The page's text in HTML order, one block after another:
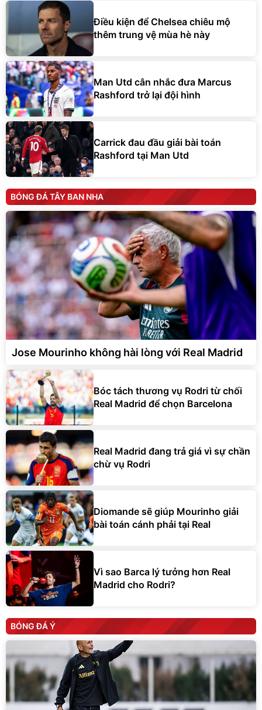
Điều kiện để Chelsea chiêu mộ
thêm trung vệ mùa hè này
Man Utd cân nhắc đưa Marcus
Rashford trở lại đội hình
Carrick đau đầu giải bài toán
Rashford tại Man Utd
BÓNG ĐÁ TÂY BAN NHA
Jose Mourinho không hài lòng với Real Madrid
Bóc tách thương vụ Rodri từ chối
Real Madrid để chọn Barcelona
Real Madrid đang trả giá vì sự chần
chừ vụ Rodri
Diomande sẽ giúp Mourinho giải
bài toán cánh phải tại Real
Vì sao Barca lý tưởng hơn Real
Madrid cho Rodri?
BÓNG ĐÁ Ý